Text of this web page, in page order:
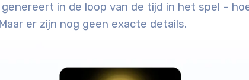
in de loop van de tijd in het spel –
er zijn nog geen exacte details.